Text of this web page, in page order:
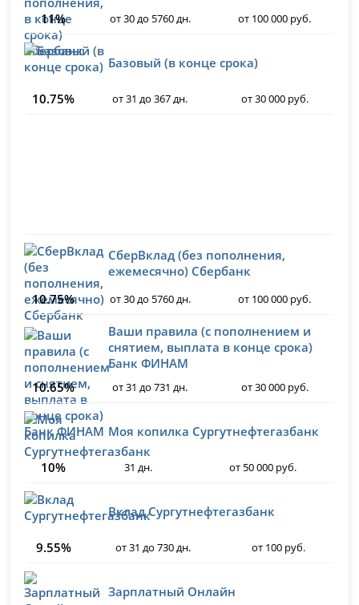
11%
от 30 до 5760 дн. от 100 000 руб.
Базовый (в конце срока)
10.75% от 31 до 367 дн. от 30 000 руб.
СберВклад (без пополнения,
ежемесячно) Сбербанк
10.75%
от 30 до 5760 дн. от 100 000 руб.
Ваши правила (с пополнением и
снятием, выплата в конце срока)
Банк ФИНАМ
10.65%
от 31 до 731 дн. от 30 000 руб.
Моя копилка Сургутнефтегазбанк
10% 31 дн. от 50 000 руб.
Вклад Сургутнефтегазбанк
9.55% от 31 до 730 дн. от 100 руб.
Зарплатный Онлайн